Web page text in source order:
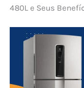
480L e Seus